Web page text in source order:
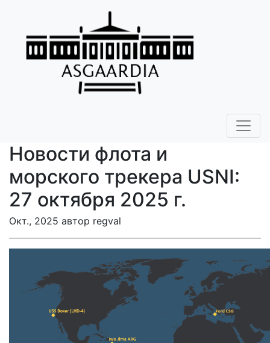
Новости флота и
морского трекера USNI:
27 октября 2025 г.
Окт., 2025 автор regval